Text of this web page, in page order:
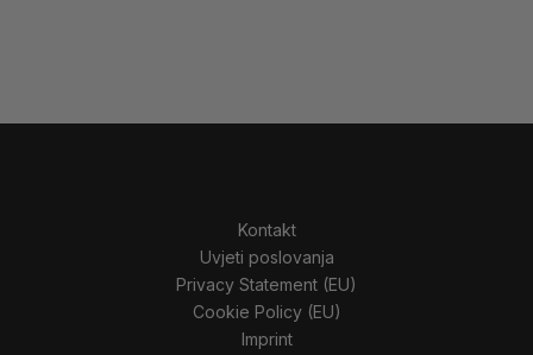
Kontakt
Uvjeti poslovanja
Privacy Statement (EU)
Cookie Policy (EU)
Imprint